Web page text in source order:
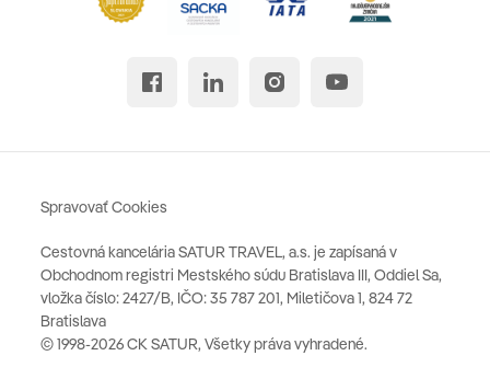
Cestovná kancelária SATUR TRAVEL, a.s. je zapísaná v
Obchodnom registri Mestského súdu Bratislava III, Oddiel Sa,
vložka číslo: 2427/B, IČO: 35 787 201, Miletičova 1, 824 72
Bratislava
© 1998-2026 CK SATUR, Všetky práva vyhradené.
Spravovať Cookies